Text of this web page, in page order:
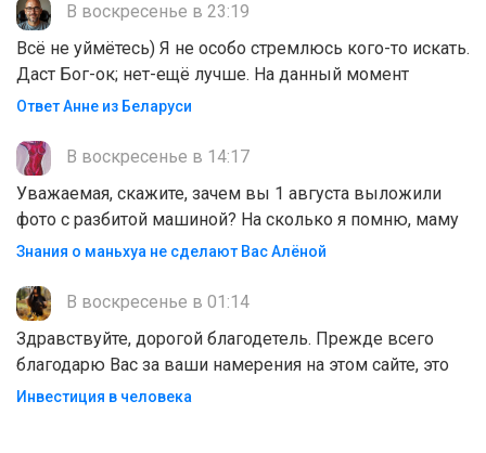
В воскресенье в 23:19
Всё не уймётесь) Я не особо стремлюсь кого-то искать.
Даст Бог-ок; нет-ещё лучше. На данный момент
Ответ Анне из Беларуси
В воскресенье в 14:17
Уважаемая, скажите, зачем вы 1 августа выложили
фото с разбитой машиной? На сколько я помню, маму
Знания о маньхуа не сделают Вас Алëной
В воскресенье в 01:14
Здравствуйте, дорогой благодетель. Прежде всего
благодарю Вас за ваши намерения на этом сайте, это
Инвестиция в человека